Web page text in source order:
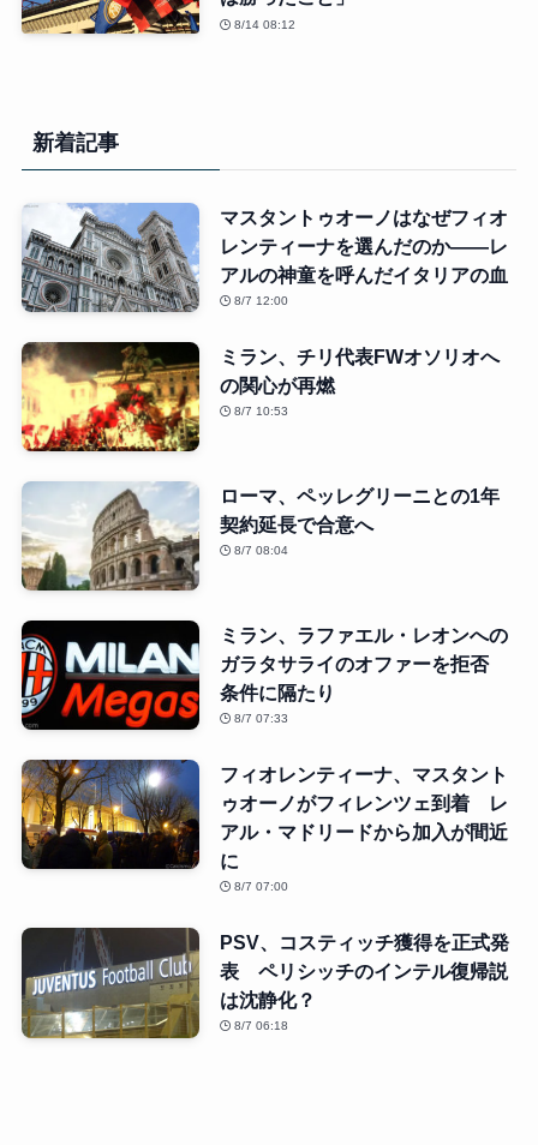
8/14 08:12
新着記事
マスタントゥオーノはなぜフィオ
レンティーナを選んだのか――レ
アルの神童を呼んだイタリアの血
8/7 12:00
ミラン、チリ代表FWオソリオへ
の関心が再燃
8/7 10:53
ローマ、ペッレグリーニとの1年
契約延長で合意へ
8/7 08:04
ミラン、ラファエル・レオンへの
ガラタサライのオファーを拒否
条件に隔たり
8/7 07:33
フィオレンティーナ、マスタント
ゥオーノがフィレンツェ到着 レ
アル・マドリードから加入が間近
に
8/7 07:00
PSV、コスティッチ獲得を正式発
表 ペリシッチのインテル復帰説
は沈静化？
8/7 06:18